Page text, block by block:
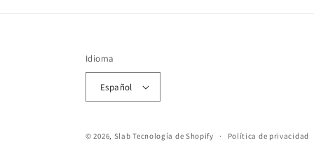
Idioma
Español
© 2026, SlabTecnología de Shopify Política de privacidad